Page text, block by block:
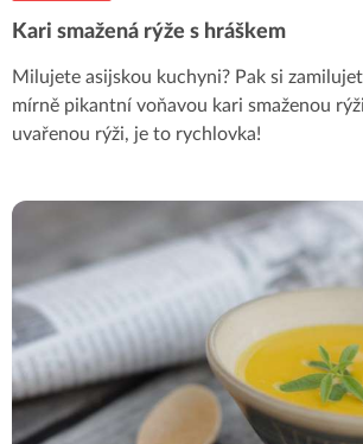
Kari smažená rýže s hráškem
Milujete asijskou kuchyni? Pak si
mírně pikantní voňavou kari smaženou
uvařenou rýži, je to rychlovka!